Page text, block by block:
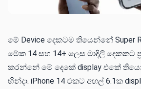
මේ Device දෙකටම තියෙන්නේ Super
මේක 14 සහ 14+ ලෙස මාදිලි දෙකකට
කරන්නේ මේ දෙකේ display එකේ
හින්දා. iPhone 14 එකට අඟල් 6.1ක